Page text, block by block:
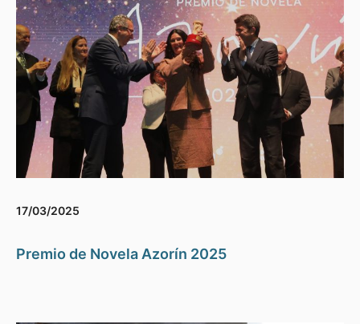
17/03/2025
Premio de Novela Azorín 2025